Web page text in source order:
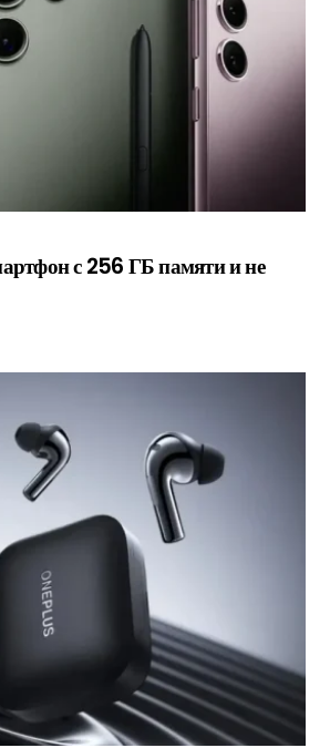
с 256 ГБ памяти и не